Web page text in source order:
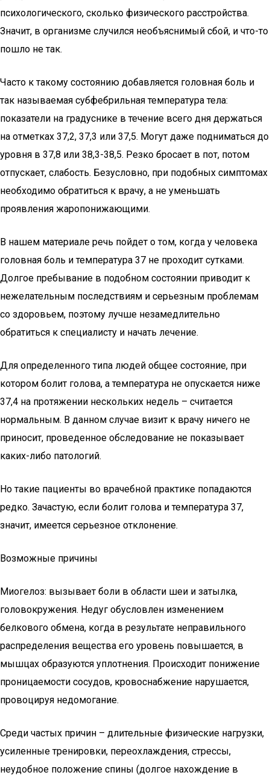
психологического, сколько физического расстройства.
Значит, в организме случился необъяснимый сбой, и что-то
пошло не так.
Часто к такому состоянию добавляется головная боль и
так называемая субфебрильная температура тела:
показатели на градуснике в течение всего дня держаться
на отметках 37,2, 37,3 или 37,5. Могут даже подниматься до
уровня в 37,8 или 38,3-38,5. Резко бросает в пот, потом
отпускает, слабость. Безусловно, при подобных симптомах
необходимо обратиться к врачу, а не уменьшать
проявления жаропонижающими.
В нашем материале речь пойдет о том, когда у человека
головная боль и температура 37 не проходит сутками.
Долгое пребывание в подобном состоянии приводит к
нежелательным последствиям и серьезным проблемам
со здоровьем, поэтому лучше незамедлительно
обратиться к специалисту и начать лечение.
Для определенного типа людей общее состояние, при
котором болит голова, а температура не опускается ниже
37,4 на протяжении нескольких недель – считается
нормальным. В данном случае визит к врачу ничего не
приносит, проведенное обследование не показывает
каких-либо патологий.
Но такие пациенты во врачебной практике попадаются
редко. Зачастую, если болит голова и температура 37,
значит, имеется серьезное отклонение.
Возможные причины
Миогелоз: вызывает боли в области шеи и затылка,
головокружения. Недуг обусловлен изменением
белкового обмена, когда в результате неправильного
распределения вещества его уровень повышается, в
мышцах образуются уплотнения. Происходит понижение
проницаемости сосудов, кровоснабжение нарушается,
провоцируя недомогание.
Среди частых причин – длительные физические нагрузки,
усиленные тренировки, переохлаждения, стрессы,
неудобное положение спины (долгое нахождение в